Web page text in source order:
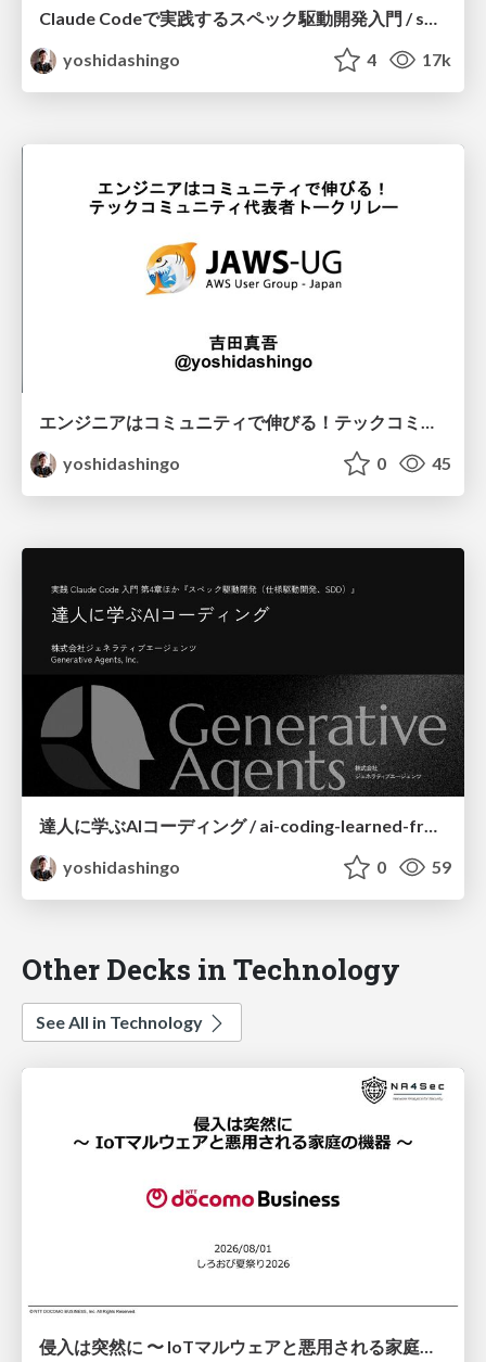
yoshidashingo
4 17k
エンジニアはコミュニティで伸びる！テックコミュニティ代表者トークリレー / TCP2026
yoshidashingo
0 45
達人に学ぶAIコーディング / ai-coding-learned-from-master
yoshidashingo
0 59
Other Decks in Technology
See All in Technology